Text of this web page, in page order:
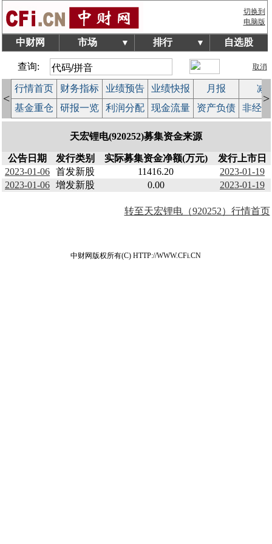
切换到
电脑版
中财网 市场 ▼ 排行 ▼ 自选股
查询: 取消
<
行情首页 财务指标 业绩预告 业绩快报 月报
减
基金重仓
研报一览 利润分配 现金流量 资产负债 非经
>
天宏锂电(920252)募集资金来源
公告日期 发行类别 实际募集资金净额(万元)
发行上市日
2023-01-06 首发新股 11416.20
2023-01-19
2023-01-06 增发新股 0.00 2023-01-19
转至天宏锂电（920252）行情首页
中财网版权所有(C) HTTP://WWW.CFi.CN